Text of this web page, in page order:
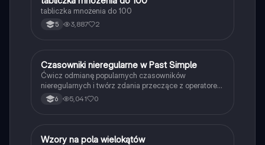
tabliczka mnożenia do 100
5 3,887 2
CJęzyk angielski
Czasowniki nieregularne w Past Simple
Ćwicz odmianę popularnych czasowników
nieregularnych i twórz zdania przeczące z operatorem
didn't w czasie Past Simple.
6 5,041 0
WMatematyka
Wzory na pola wielokątów